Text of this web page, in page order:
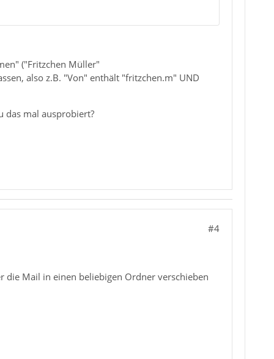
("Fritzchen Müller"
also z.B. "Von" enthält "fritzchen.m" UND
das mal ausprobiert?
#4
Mail in einen beliebigen Ordner verschieben